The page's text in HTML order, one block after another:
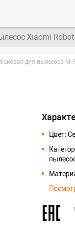
Xiaomi
для пылесоса Mi
Цвет: